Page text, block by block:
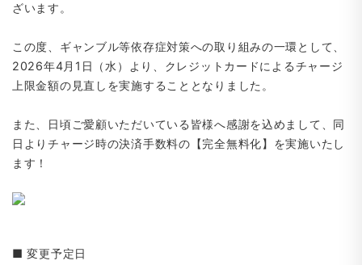
ざいます。
この度、ギャンブル等依存症対策への取り組みの一環として、
2026年4月1日（水）より、クレジットカードによるチャージ
上限金額の見直しを実施することとなりました。
また、日頃ご愛顧いただいている皆様へ感謝を込めまして、同
日よりチャージ時の決済手数料の【完全無料化】を実施いたし
ます！
■ 変更予定日